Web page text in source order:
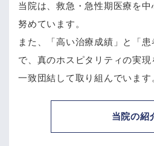
当院は、救急・急性期医療を
努めています。
また、「高い治療成績」と「患
で、 真のホスピタリティの実現
一致団結して取り組んでいます
当院の紹